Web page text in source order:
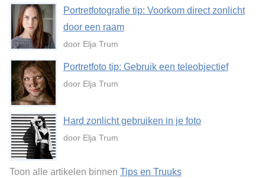
Portretfotografie tip: Voorkom direct zonlicht
door een raam
door Elja Trum
Portretfoto tip: Gebruik een teleobjectief
door Elja Trum
Hard zonlicht gebruiken in je foto
door Elja Trum
Toon alle artikelen binnen Tips en Truuks